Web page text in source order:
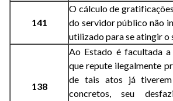
141
O cálculo de
do servidor público não
utilizado para se atingir o
138
Ao Estado é facultada
que repute ilegalmente
de tais atos já
concretos, seu